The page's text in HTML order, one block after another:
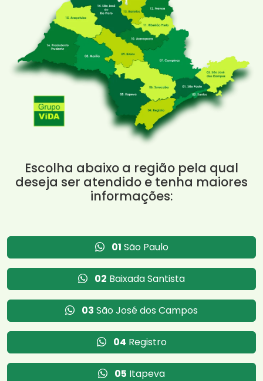
Escolha abaixo a região pela qual
deseja ser atendido e tenha maiores
informações:
01 São Paulo
02 Baixada Santista
03 São José dos Campos
04 Registro
05 Itapeva